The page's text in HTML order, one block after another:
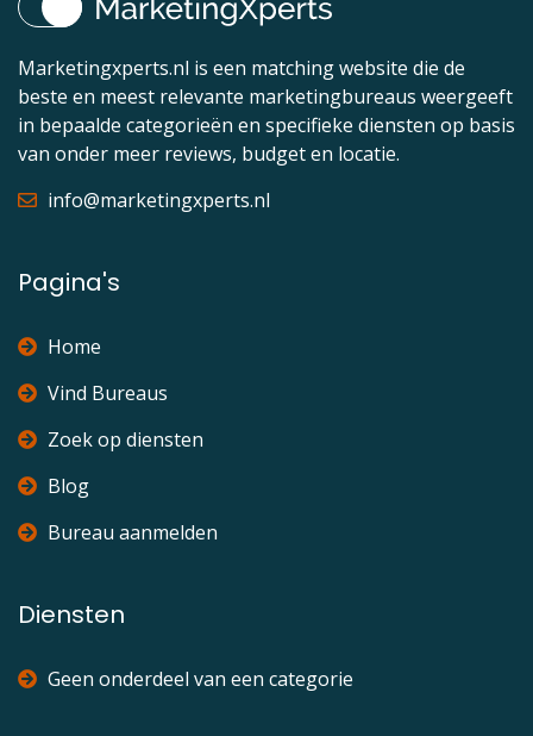
Marketingxperts.nl is een matching website die de
beste en meest relevante marketingbureaus weergeeft
in bepaalde categorieën en specifieke diensten op basis
van onder meer reviews, budget en locatie.
info@marketingxperts.nl
Pagina's
Home
Vind Bureaus
Zoek op diensten
Blog
Bureau aanmelden
Diensten
Geen onderdeel van een categorie